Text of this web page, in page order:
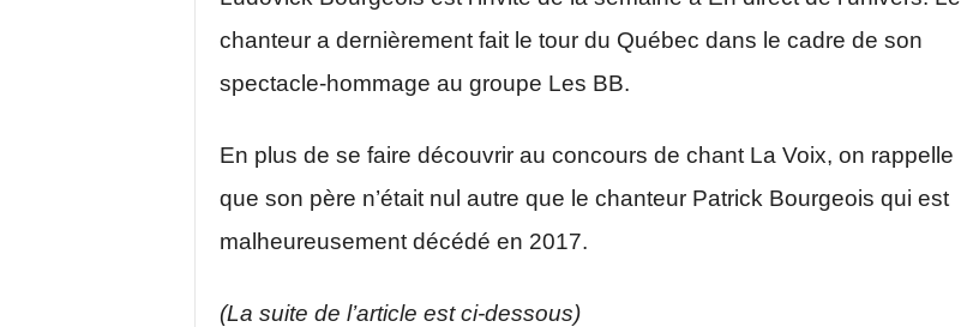
chanteur a dernièrement fait le tour du Québec dans le cadre de son
spectacle-hommage au groupe Les BB.
En plus de se faire découvrir au concours de chant La Voix, on rappelle
que son père n’était nul autre que le chanteur Patrick Bourgeois qui est
malheureusement décédé en 2017.
(La suite de l’article est ci-dessous)